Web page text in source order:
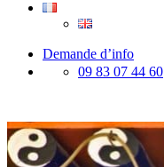
Demande d’info
09 83 07 44 60